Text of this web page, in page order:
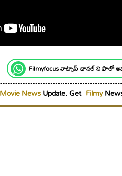
Filmyfocus వాట్సాప్ ఛానల్ ని ఫాలో
Movie NewsUpdate. Get Filmy